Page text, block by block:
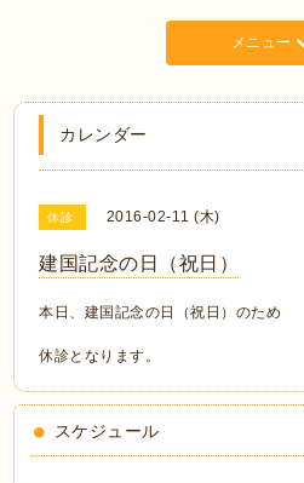
メニュー
カレンダー
休診 2016-02-11 (木)
建国記念の日（祝日）
本日、建国記念の日（祝日）のため
休診となります。
スケジュール